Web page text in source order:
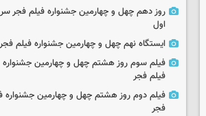
روز دهم چهل و چهارمین جشنواره فیلم فجر
اول
ایستگاه نهم چهل و چهارمین جشنواره فیلم فجر
فیلم سوم روز هشتم چهل و چهارمین جشنواره
فیلم فجر
فیلم دوم روز هشتم چهل و چهارمین جشنواره
فجر